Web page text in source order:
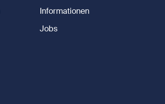
Informationen
Jobs